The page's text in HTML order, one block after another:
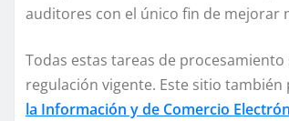
auditores con el único fin de mejorar
Todas estas tareas de
regulación vigente. Este sitio
la Información y de Comercio